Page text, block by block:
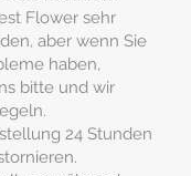
Flower sehr
aber wenn Sie
haben,
bitte und wir
24 Stunden